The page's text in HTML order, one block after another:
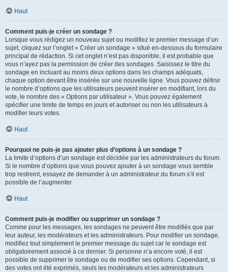
Haut
Comment puis-je créer un sondage ?
Lorsque vous rédigez un nouveau sujet ou modifiez le premier message d’un
sujet, cliquez sur l’onglet « Créer un sondage » situé en-dessous du formulaire
principal de rédaction. Si cet onglet n’est pas disponible, il est probable que
vous n’ayez pas la permission de créer des sondages. Saisissez le titre du
sondage en incluant au moins deux options dans les champs adéquats,
chaque option devant être insérée sur une nouvelle ligne. Vous pouvez définir
le nombre d’options que les utilisateurs peuvent insérer en modifiant, lors du
vote, le nombre des « Options par utilisateur ». Vous pouvez également
spécifier une limite de temps en jours et autoriser ou non les utilisateurs à
modifier leurs votes.
Haut
Pourquoi ne puis-je pas ajouter plus d’options à un sondage ?
La limite d’options d’un sondage est décidée par les administrateurs du forum.
Si le nombre d’options que vous pouvez ajouter à un sondage vous semble
trop restreint, essayez de demander à un administrateur du forum s’il est
possible de l’augmenter.
Haut
Comment puis-je modifier ou supprimer un sondage ?
Comme pour les messages, les sondages ne peuvent être modifiés que par
leur auteur, les modérateurs et les administrateurs. Pour modifier un sondage,
modifiez tout simplement le premier message du sujet car le sondage est
obligatoirement associé à ce dernier. Si personne n’a encore voté, il est
possible de supprimer le sondage ou de modifier ses options. Cependant, si
des votes ont été exprimés, seuls les modérateurs et les administrateurs